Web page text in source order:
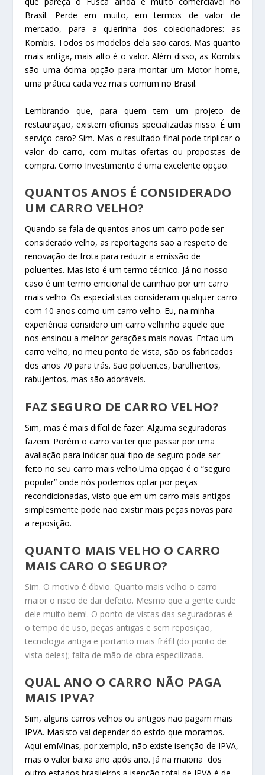
Brasil. Perde em muito, em termos de valor de
mercado, para a querinha dos colecionadores: as
Kombis. Todos os modelos dela são caros. Mas quanto
mais antiga, mais alto é o valor. Além disso, as Kombis
são uma ótima opção para montar um Motor home,
uma prática cada vez mais comum no Brasil.
Lembrando que, para quem tem um projeto de
restauração, existem oficinas specializadas nisso. É um
serviço caro? Sim. Mas o resultado final pode triplicar o
valor do carro, com muitas ofertas ou propostas de
compra. Como Investimento é uma excelente opção.
QUANTOS ANOS É CONSIDERADO
UM CARRO VELHO?
Quando se fala de quantos anos um carro pode ser
considerado velho, as reportagens são a respeito de
renovação de frota para reduzir a emissão de
poluentes. Mas isto é um termo técnico. Já no nosso
caso é um termo emcional de carinhao por um carro
mais velho. Os especialistas consideram qualquer carro
com 10 anos como um carro velho. Eu, na minha
experiência considero um carro velhinho aquele que
nos ensinou a melhor gerações mais novas. Entao um
carro velho, no meu ponto de vista, são os fabricados
dos anos 70 para trás. São poluentes, barulhentos,
rabujentos, mas são adoráveis.
FAZ SEGURO DE CARRO VELHO?
Sim, mas é mais difícil de fazer. Alguma seguradoras
fazem. Porém o carro vai ter que passar por uma
avaliação para indicar qual tipo de seguro pode ser
feito no seu carro mais velho.Uma opção é o “seguro
popular” onde nós podemos optar por peças
recondicionadas, visto que em um carro mais antigos
simplesmente pode não existir mais peças novas para
a reposição.
QUANTO MAIS VELHO O CARRO
MAIS CARO O SEGURO?
Sim. O motivo é óbvio. Quanto mais velho o carro
maior o risco de dar defeito. Mesmo que a gente cuide
dele muito bem!. O ponto de vistas das seguradoras é
o tempo de uso, peças antigas e sem reposição,
tecnologia antiga e portanto mais fráfil (do ponto de
vista deles); falta de mão de obra especilizada.
QUAL ANO O CARRO NÃO PAGA
MAIS IPVA?
Sim, alguns carros velhos ou antigos não pagam mais
IPVA. Masisto vai depender do estdo que moramos.
Aqui emMinas, por xemplo, não existe isenção de IPVA,
mas o valor baixa ano após ano. Já na maioria dos